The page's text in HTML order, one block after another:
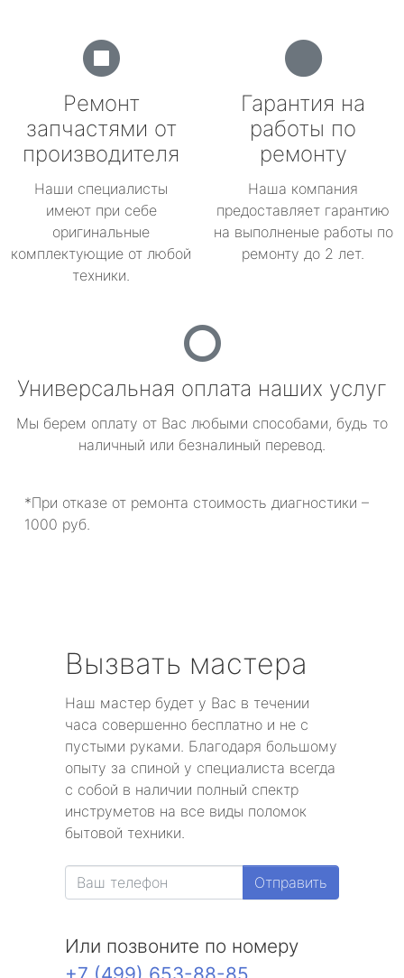
Ремонт
запчастями от
производителя
Наши специалисты
имеют при себе
оригинальные
комплектующие от любой
техники.
Гарантия на
работы по
ремонту
Наша компания
предоставляет гарантию
на выполненые работы по
ремонту до 2 лет.
Универсальная оплата наших услуг
Мы берем оплату от Вас любыми способами, будь то
наличный или безналиный перевод.
*При отказе от ремонта стоимость диагностики –
1000 руб.
Вызвать мастера
Наш мастер будет у Вас в течении
часа совершенно бесплатно и не с
пустыми руками. Благодаря большому
опыту за спиной у специалиста всегда
с собой в наличии полный спектр
инструметов на все виды поломок
бытовой техники.
Отправить
Или позвоните по номеру